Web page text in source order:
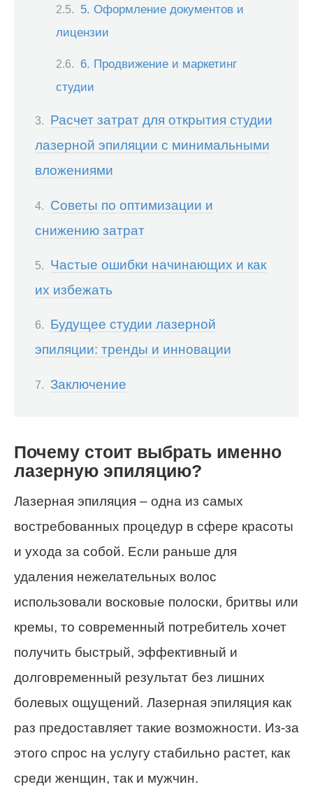
5. Оформление документов и
лицензии
6. Продвижение и маркетинг
студии
Расчет затрат для открытия студии
лазерной эпиляции с минимальными
вложениями
Советы по оптимизации и
снижению затрат
Частые ошибки начинающих и как
их избежать
Будущее студии лазерной
эпиляции: тренды и инновации
Заключение
Почему стоит выбрать именно
лазерную эпиляцию?
Лазерная эпиляция – одна из самых
востребованных процедур в сфере красоты
и ухода за собой. Если раньше для
удаления нежелательных волос
использовали восковые полоски, бритвы или
кремы, то современный потребитель хочет
получить быстрый, эффективный и
долговременный результат без лишних
болевых ощущений. Лазерная эпиляция как
раз предоставляет такие возможности. Из-за
этого спрос на услугу стабильно растет, как
среди женщин, так и мужчин.